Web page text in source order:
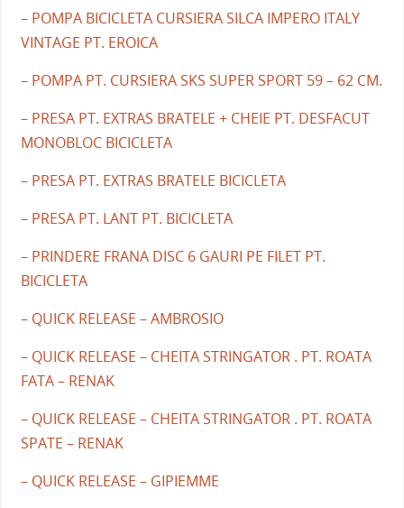
– POMPA BICICLETA CURSIERA SILCA IMPERO ITALY
VINTAGE PT. EROICA
– POMPA PT. CURSIERA SKS SUPER SPORT 59 – 62 CM.
– PRESA PT. EXTRAS BRATELE + CHEIE PT. DESFACUT
MONOBLOC BICICLETA
– PRESA PT. EXTRAS BRATELE BICICLETA
– PRESA PT. LANT PT. BICICLETA
– PRINDERE FRANA DISC 6 GAURI PE FILET PT.
BICICLETA
– QUICK RELEASE – AMBROSIO
– QUICK RELEASE – CHEITA STRINGATOR . PT. ROATA
FATA – RENAK
– QUICK RELEASE – CHEITA STRINGATOR . PT. ROATA
SPATE – RENAK
– QUICK RELEASE – GIPIEMME